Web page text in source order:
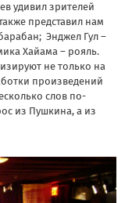
удивил зрителей
представил нам
Энджел Гул –
Хайама – рояль.
не только на
произведений
слов по-
из Пушкина, а из